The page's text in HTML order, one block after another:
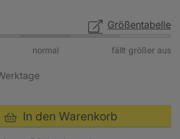
Größentabelle
fällt größer aus
normal
In den Warenkorb